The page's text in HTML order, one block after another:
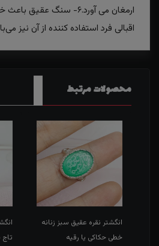
ارمغان می آورد.۶- سنگ
اقبالی فرد استفاده کننده از آن نیز
محصولات مرتبط
انگشتر نقره عقیق سبز زنانه
خطی حکاکی یا رقیه